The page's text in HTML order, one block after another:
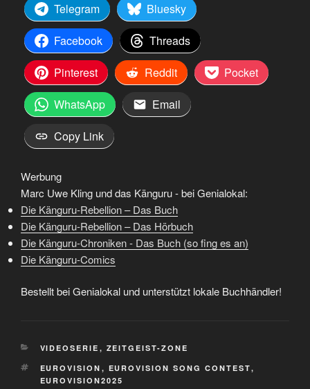
Telegram
Bluesky
Facebook
Threads
Pinterest
Reddit
Pocket
WhatsApp
Email
Copy Link
Werbung
Marc Uwe Kling und das Känguru - bei Genialokal:
Die Känguru-Rebellion – Das Buch
Die Känguru-Rebellion – Das Hörbuch
Die Känguru-Chroniken - Das Buch (so fing es an)
Die Känguru-Comics
Bestellt bei Genialokal und unterstützt lokale Buchhändler!
KATEGORIEN
VIDEOSERIE , ZEITGEIST-ZONE
SCHLAGWÖRTER
EUROVISION , EUROVISION SONG CONTEST,
EUROVISION2025